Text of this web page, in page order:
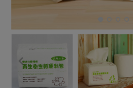
休閒零嘴 沖泡飲
居家好物
漬物
飲品
主婦聯盟X樂齡網特約優惠案
30%rPET紅烏龍茶
廢核運動 能源議
減添加物 減塑減廢
公益金 食農教
更多議題
社員權益
合作社法規